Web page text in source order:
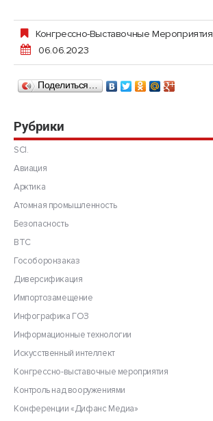
Конгрессно-Выставочные Мероприятия
06.06.2023
Поделиться…
Рубрики
SCI.
Авиация
Арктика
Атомная промышленность
Безопасность
ВТС
Гособоронзаказ
Диверсификация
Импортозамещение
Инфографика ГОЗ
Информационные технологии
Искусственный интеллект
Конгрессно-выставочные мероприятия
Контроль над вооружениями
Конференции «Дифанс Медиа»